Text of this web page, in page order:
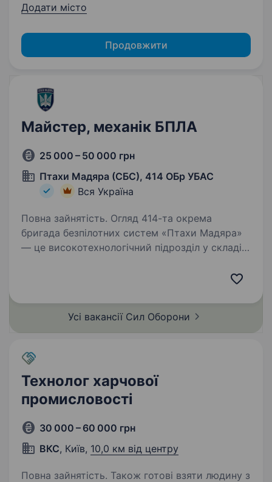
Додати місто
Продовжити
Майстер, механік БПЛА
25 000 – 50 000 грн
Птахи Мадяра (СБС), 414 ОБр УБАС
Вся Україна
Повна зайнятість. Огляд 414-та окрема
бригада безпілотних систем «Птахи Мадяра»
— це високотехнологічний підрозділ у складі
України, що спеціалізується на застосуванні
Усі вакансії Сил Оборони
Технолог харчової
промисловості
30 000 – 60 000 грн
ВКС, Київ, 10,0 км від центру
Повна зайнятість. Також готові взяти людину з